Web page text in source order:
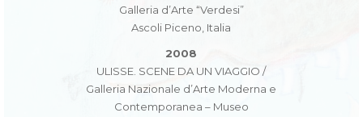
Galleria d’Arte “Verdesi”
Ascoli Piceno, Italia
2008
ULISSE. SCENE DA UN VIAGGIO /
Galleria Nazionale d’Arte Moderna e
Contemporanea – Museo